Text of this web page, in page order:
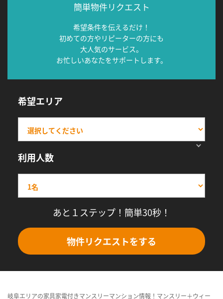
簡単物件リクエスト
希望条件を伝えるだけ！
初めての方やリピーターの方にも
大人気のサービス。
お忙しいあなたをサポートします。
希望エリア
利用人数
あと１ステップ！簡単30秒！
物件リクエストをする
岐阜エリアの家具家電付きマンスリーマンション情報！マンスリー＋ウィー